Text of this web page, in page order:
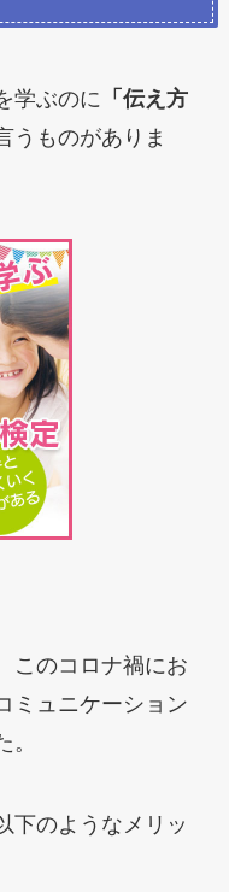
学ぶのに 「伝え方
うものがありま
このコロナ禍にお
ミュニケーション
下のようなメリッ